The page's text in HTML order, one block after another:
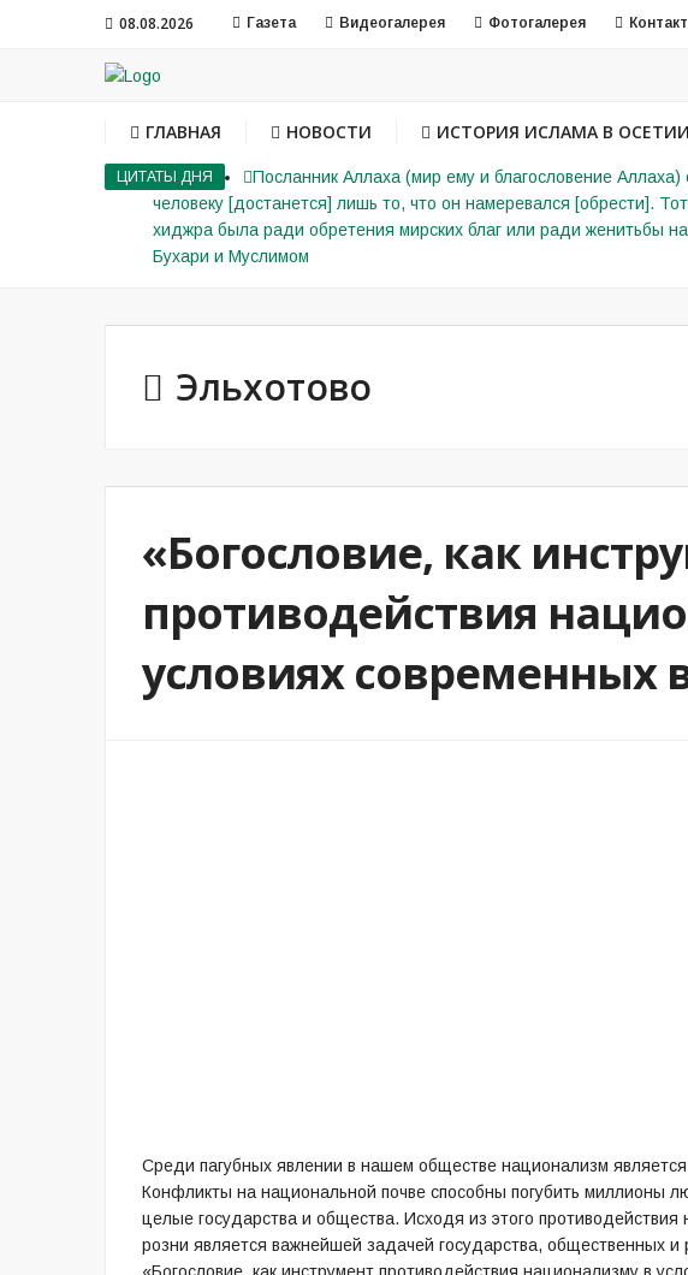
08.08.2026 Газета Видеогалерея Фотогалерея
ГЛАВНАЯ НОВОСТИ ИСТОРИЯ ИСЛАМА В ОСЕТИИ
ЦИТАТЫ ДНЯ
Посланник Аллаха (мир ему и благословение
человеку [достанется] лишь то, что он намеревался [обрести].
хиджра была ради обретения мирских благ или ради женитьбы
Бухари и Муслимом
Эльхотово
«Богословие, как
противодействия
условиях современных
Среди пагубных явлении в нашем обществе национализм
Конфликты на национальной почве способны погубить миллионы
целые государства и общества. Исходя из этого
розни является важнейшей задачей государства, общественных и